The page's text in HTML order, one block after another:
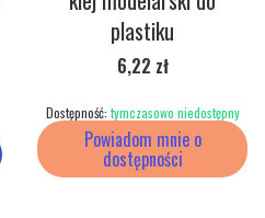
Powiadom mnie o
dostępności
plastiku
Cena
6,22 zł
Dostępność: tymczasowo niedostępny